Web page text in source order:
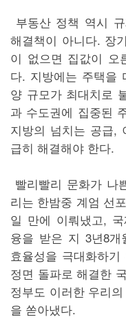
부동산 정책 역시
해결책이 아니다. 장
이 없으면 집값이 오
다. 지방에는 주택을
양 규모가 최대치로
과 수도권에 집중된
지방의 넘치는 공급,
급히 해결해야 한다.
빨리빨리 문화가 나
리는 한밤중 계엄 선
일 만에 이뤄냈고,
융을 받은 지 3년8
효율성을 극대화하
정면 돌파로 해결한
정부도 이러한 우리
을 쏟아냈다.